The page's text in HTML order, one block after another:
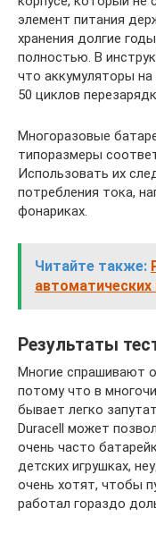
элемент питания
хранения долгие
полностью. В
что аккумуляторы
50 циклов
Многоразовые
типоразмеры
Использовать их
потребления тока,
фонариках.
Читайте также:
автоматических
Результаты
Многие спрашивают
потому что в
бывает легко
Duracell может
очень часто
детских игрушках,
очень хотят, чтобы
работал гораздо